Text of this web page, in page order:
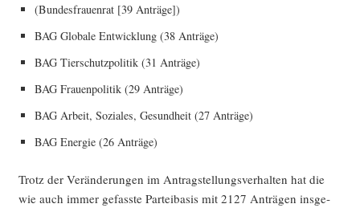
(Bun­des­frau­en­rat [39 Anträge])
BAG Glo­ba­le Ent­wick­lung (38 Anträge)
BAG Tier­schutz­po­li­tik (31 Anträge)
BAG Frau­en­po­li­tik (29 Anträge)
BAG Arbeit, Sozia­les, Gesund­heit (27 Anträge)
BAG Ener­gie (26 Anträge)
Trotz der Ver­än­de­run­gen im Antrag­stel­lungs­ver­hal­ten hat die
wie auch immer gefass­te Par­tei­ba­sis mit 2127 Anträ­gen ins­ge­